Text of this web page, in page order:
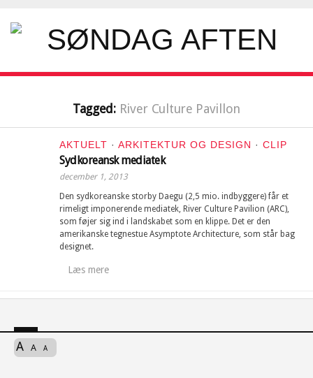
Tagged: River Culture Pavillon
AKTUELT · ARKITEKTUR OG DESIGN · CLIP
Sydkoreansk mediatek
december 1, 2013
Den sydkoreanske storby Daegu (2,5 mio. indbyggere) får et
rimeligt imponerende mediatek, River Culture Pavilion (ARC),
som føjer sig ind i landskabet som en klippe. Det er den
amerikanske tegnestue Asymptote Architecture, som står bag
designet.
Læs mere
A A A